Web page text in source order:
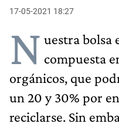
17-05-2021 18:27
N uestra bolsa
compuesta
orgánicos, que
un 20 y 30% por
reciclarse. Sin